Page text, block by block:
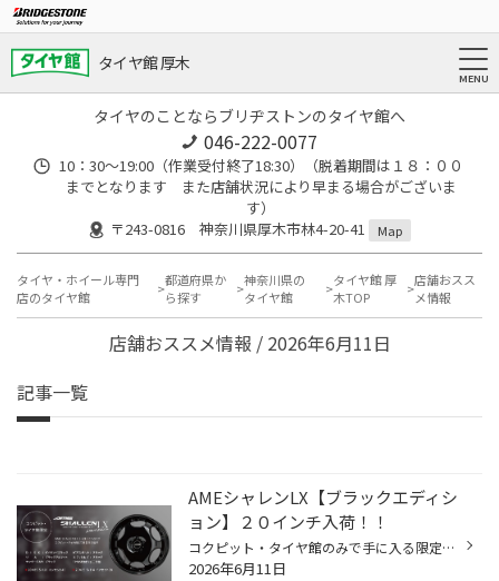
タイヤ館 厚木
タイヤのことならブリヂストンのタイヤ館へ
046-222-0077
10：30～19:00（作業受付終了18:30）（脱着期間は１８：００
までとなります また店舗状況により早まる場合がございま
す）
〒243-0816 神奈川県厚木市林4-20-41
Map
タイヤ・ホイール専門
店のタイヤ館
都道府県か
ら探す
神奈川県の
タイヤ館
タイヤ館 厚
木TOP
店舗おスス
メ情報
店舗おススメ情報 / 2026年6月11日
記事一覧
AMEシャレンLX【ブラックエディシ
ョン】２０インチ入荷！！
コクピット・タイヤ館のみで手に入る限定カラー！ 「AME SHALLEN LX Black Edition」 在庫で入荷しました！！ 今回入荷したのは PCDが114.3の汎用サイズ！！ 深みあるブラックを基調とした特別仕上げ！ 通常特注メニュー設定に無い 「フルブラック仕様」を 1,000本250台限定！ 2サイズのみの限定販...
2026年6月11日